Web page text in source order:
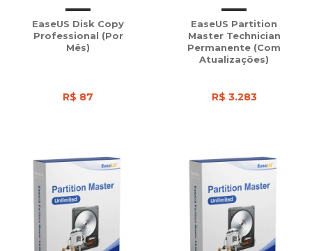
EaseUS Disk Copy
Professional (Por
Mês)
R$ 87
EaseUS Partition
Master Technician
Permanente (com
Atualizações)
R$ 3.283